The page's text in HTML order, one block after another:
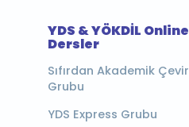
YDS & YÖKDİL Online
Dersler
Sıfırdan Akademik
Grubu
YDS Express Grubu